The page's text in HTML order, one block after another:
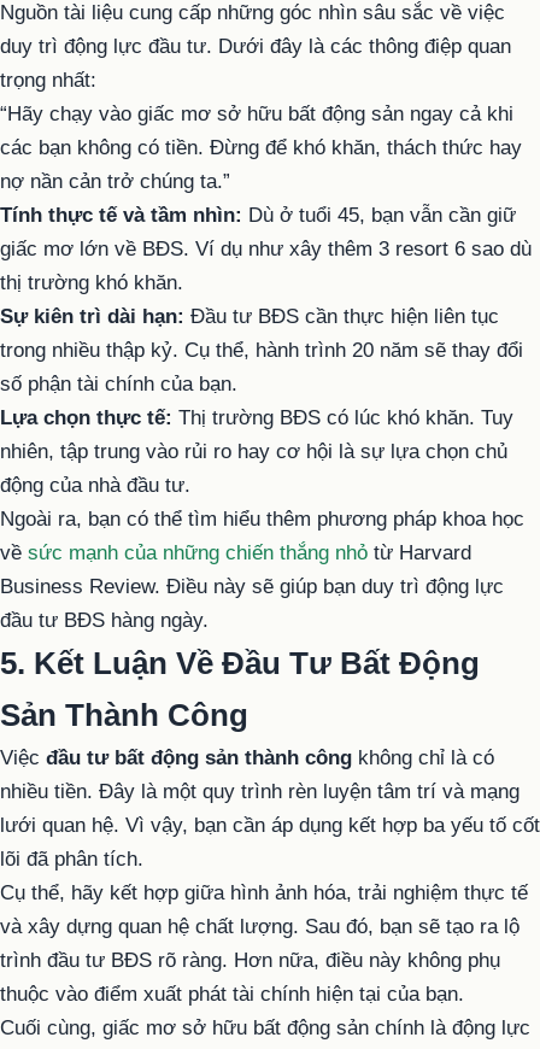
Nguồn tài liệu cung cấp những góc nhìn sâu sắc về việc
duy trì động lực đầu tư. Dưới đây là các thông điệp quan
trọng nhất:
“Hãy chạy vào giấc mơ sở hữu bất động sản ngay cả khi
các bạn không có tiền. Đừng để khó khăn, thách thức hay
nợ nần cản trở chúng ta.”
Tính thực tế và tầm nhìn: Dù ở tuổi 45, bạn vẫn cần giữ
giấc mơ lớn về BĐS. Ví dụ như xây thêm 3 resort 6 sao dù
thị trường khó khăn.
Sự kiên trì dài hạn: Đầu tư BĐS cần thực hiện liên tục
trong nhiều thập kỷ. Cụ thể, hành trình 20 năm sẽ thay đổi
số phận tài chính của bạn.
Lựa chọn thực tế: Thị trường BĐS có lúc khó khăn. Tuy
nhiên, tập trung vào rủi ro hay cơ hội là sự lựa chọn chủ
động của nhà đầu tư.
Ngoài ra, bạn có thể tìm hiểu thêm phương pháp khoa học
về sức mạnh của những chiến thắng nhỏ từ Harvard
Business Review. Điều này sẽ giúp bạn duy trì động lực
đầu tư BĐS hàng ngày.
5. Kết Luận Về Đầu Tư Bất Động
Sản Thành Công
Việc đầu tư bất động sản thành công không chỉ là có
nhiều tiền. Đây là một quy trình rèn luyện tâm trí và mạng
lưới quan hệ. Vì vậy, bạn cần áp dụng kết hợp ba yếu tố cốt
lõi đã phân tích.
Cụ thể, hãy kết hợp giữa hình ảnh hóa, trải nghiệm thực tế
và xây dựng quan hệ chất lượng. Sau đó, bạn sẽ tạo ra lộ
trình đầu tư BĐS rõ ràng. Hơn nữa, điều này không phụ
thuộc vào điểm xuất phát tài chính hiện tại của bạn.
Cuối cùng, giấc mơ sở hữu bất động sản chính là động lực